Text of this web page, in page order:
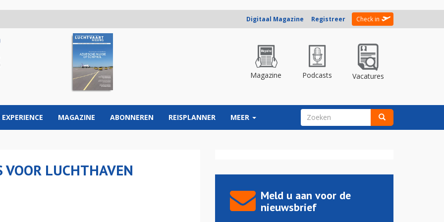
Digitaal Magazine Registreer Check in
Magazine Podcasts Vacatures
EXPERIENCE MAGAZINE ABONNEREN REISPLANNER MEER ZOEKVELD
VOOR LUCHTHAVEN
Meld u aan voor de
nieuwsbrief